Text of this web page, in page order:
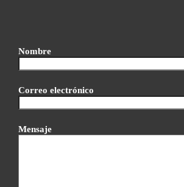
Nombre
Correo electrónico
Mensaje